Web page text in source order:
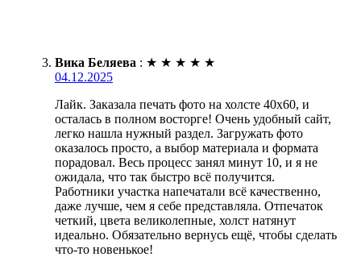
Вика Беляева : ★ ★ ★ ★ ★
04.12.2025
Лайк. Заказала печать фото на холсте 40х60, и
осталась в полном восторге! Очень удобный сайт,
легко нашла нужный раздел. Загружать фото
оказалось просто, а выбор материала и формата
порадовал. Весь процесс занял минут 10, и я не
ожидала, что так быстро всё получится.
Работники участка напечатали всё качественно,
даже лучше, чем я себе представляла. Отпечаток
четкий, цвета великолепные, холст натянут
идеально. Обязательно вернусь ещё, чтобы сделать
что-то новенькое!